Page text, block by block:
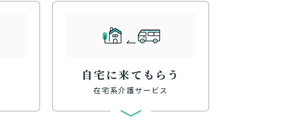
自宅に来てもらう
在宅系介護サービス